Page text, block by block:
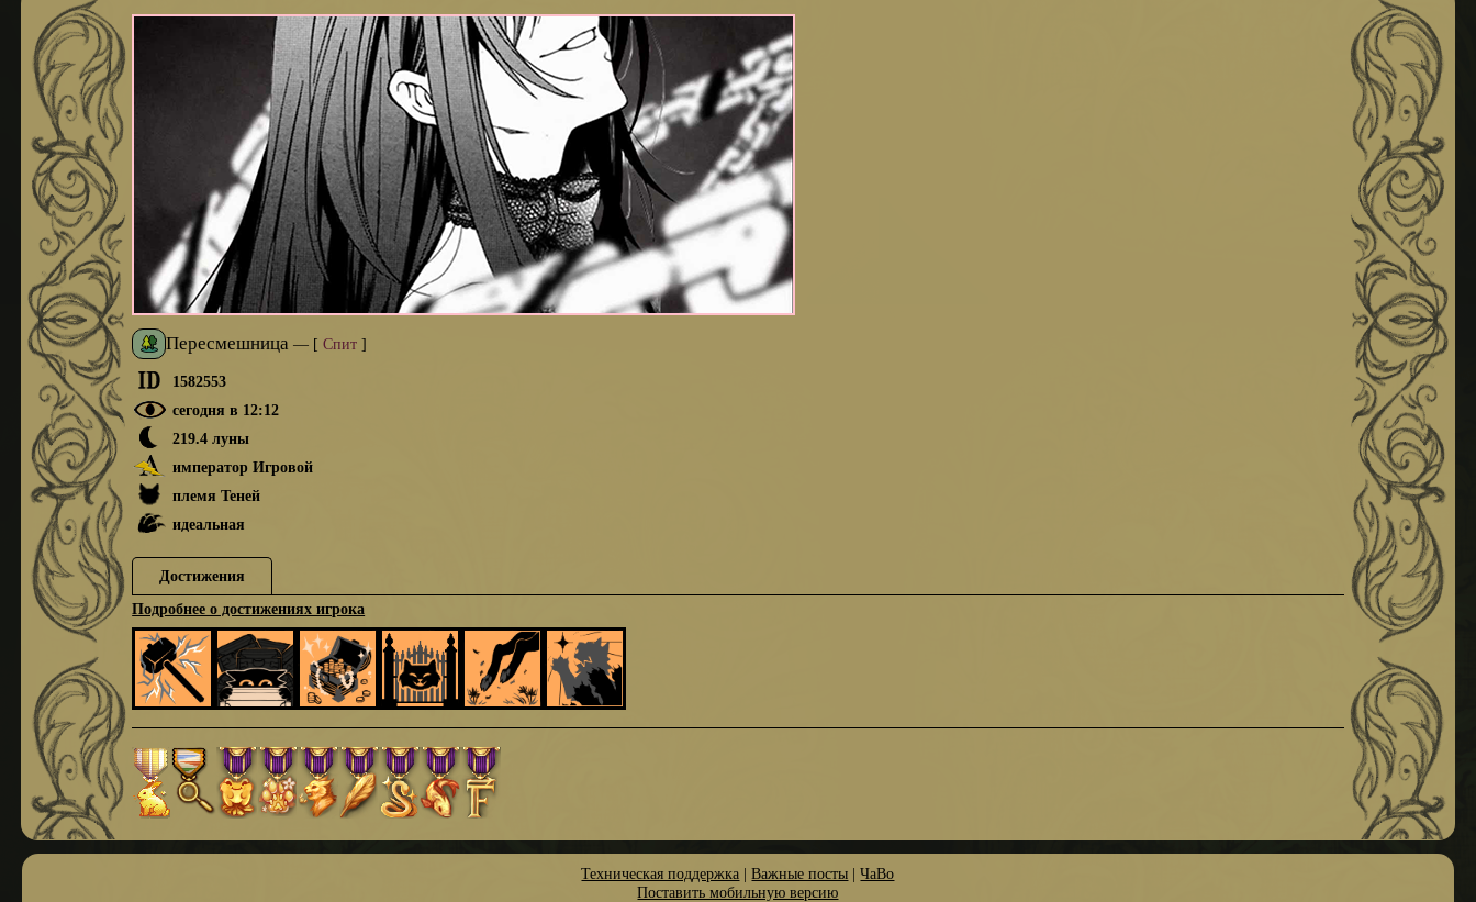
Пересмешница — [ Спит]
1582553
сегодня в 12:12
219.4 луны
император Игровой
племя Теней
идеальная
Достижения
Подробнее о достижениях игрока
Техническая поддержка |Важные посты |ЧаВо
Поставить мобильную версию